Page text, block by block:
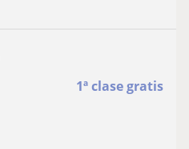
1ª clase gratis